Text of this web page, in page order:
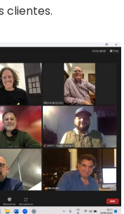
clientes.